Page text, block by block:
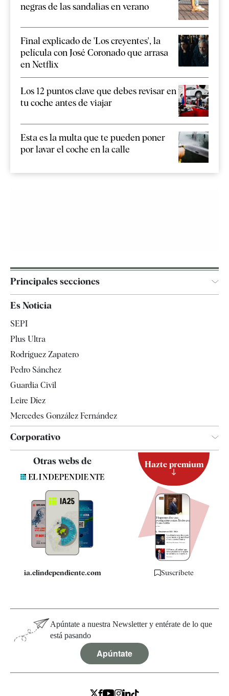
negras de las sandalias en verano
Final explicado de 'Los creyentes', la
película con José Coronado que arrasa
en Netflix
Los 12 puntos clave que debes revisar en
tu coche antes de viajar
Esta es la multa que te pueden poner
por lavar el coche en la calle
Principales secciones
España
Televisión
Es Noticia
SEPI
Plus Ultra
Rodríguez Zapatero
Pedro Sánchez
Guardia Civil
Leire Díez
Mercedes González Fernández
Corporativo
Contacto
Quiénes somos
Especificaciones
Otras webs de
ia.elindependiente.com
Hazte premium
Suscríbete
Apúntate a nuestra Newsletter y entérate de lo que
está pasando
Apúntate